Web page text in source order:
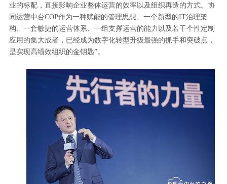
业的标配，直接影响企业整体运营的效率以及组织再造的方式。协
同运营中台COP作为一种赋能的管理思想、一个新型的IT治理架
构、一套敏捷的运营体系、一组支撑运营的能力以及若干个性定制
应用的集大成者，已经成为数字化转型升级最强的抓手和突破点，
是实现高绩效组织的金钥匙”。